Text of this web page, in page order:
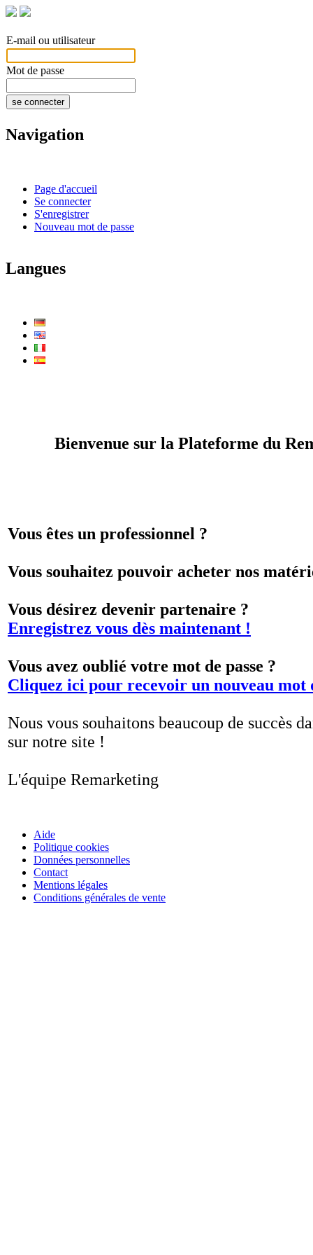
E-mail ou utilisateur
Mot de passe
se connecter
Navigation
Page d'accueil
Se connecter
S'enregistrer
Nouveau mot de passe
Langues
Bienvenue sur la Plateforme du
Vous êtes un professionnel ?
Vous souhaitez pouvoir acheter nos
Vous désirez devenir partenaire ?
Enregistrez vous dès maintenant !
Vous avez oublié votre mot de passe ?
Cliquez ici pour recevoir un nouveau mot
Nous vous souhaitons beaucoup de succès
sur notre site !
L'équipe Remarketing
Aide
Politique cookies
Données personnelles
Contact
Mentions légales
Conditions générales de vente